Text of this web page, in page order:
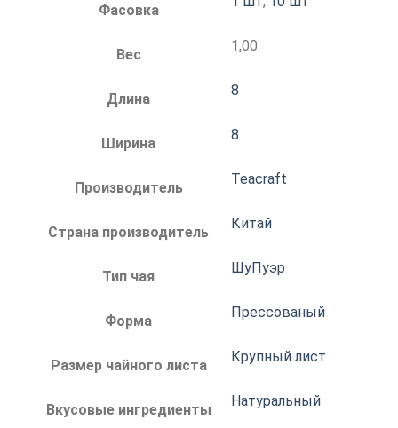
Фасовка
Вес
1,00
Длина
8
Ширина
8
Производитель
Teacraft
Страна производитель
Китай
Тип чая
ШуПуэр
Форма
Прессованый
Размер чайного листа
Крупный лист
Вкусовые ингредиенты
Натуральный